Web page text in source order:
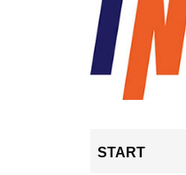
START